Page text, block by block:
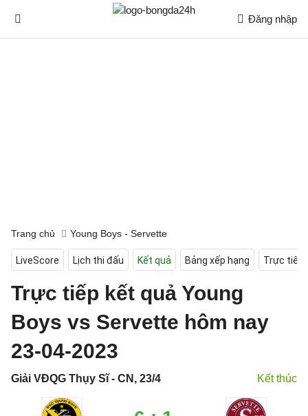
Đăng nhập
Trang chủ Young Boys - Servette
LiveScore Lịch thi đấu Kết quả Bảng xếp hạng Trực tiếp
Trực tiếp kết quả Young
Boys vs Servette hôm nay
23-04-2023
Giải VĐQG Thụy Sĩ - CN, 23/4 Kết thúc